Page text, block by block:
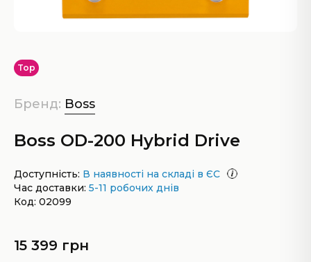
Top
Бренд: Boss
Boss OD-200 Hybrid Drive
Доступність: В наявності на складі в ЄС
Час доставки: 5-11 робочих днів
Код: 02099
15 399 грн